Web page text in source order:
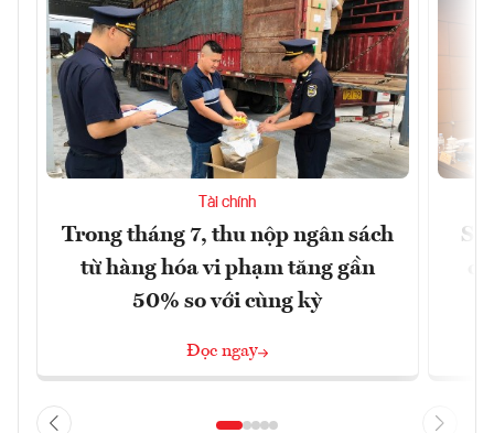
Tài chính
Trong tháng 7, thu nộp ngân sách
từ hàng hóa vi phạm tăng gần
50% so với cùng kỳ
Đọc ngay